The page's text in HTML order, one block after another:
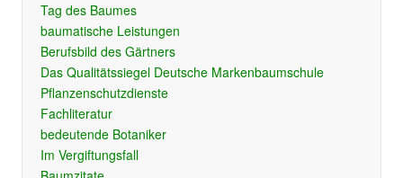
Tag des Baumes
baumatische Leistungen
Berufsbild des Gärtners
Das Qualitätssiegel Deutsche Markenbaumschule
Pflanzenschutzdienste
Fachliteratur
bedeutende Botaniker
Im Vergiftungsfall